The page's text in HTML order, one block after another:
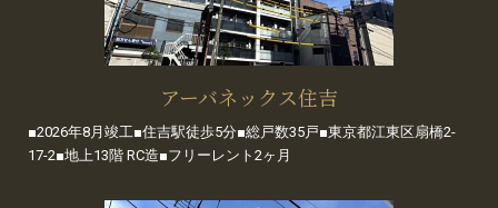
アーバネックス住吉
■2026年8月竣工■住吉駅徒歩5分■総戸数35戸■東京都江東区扇橋2-
17-2■地上13階 RC造■フリーレント2ヶ月